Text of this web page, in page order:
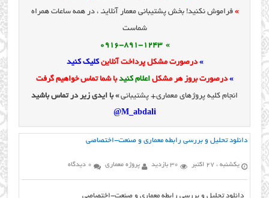
» فراموش نکنید! بخش پشتیبانی معمار آنلاینـ ، در همه ساعات همراه
شماست
» 0916-891-1243
» درصورت مشکل پرداخت آنلاینکلیک کنید
» درصورت بروز هر مشکل اعلام کنیدبا شما تماس خواهیم گرفت
انجام کلیه پروژهای معماری+ پشتیبانی» با ایدی زیر در تماس باشید
M_abdali@
دانلود تحلیل و بررسی رابطه معماري و صنعت-اختصاصی
یکشنبه ، 27 اکتبر 30 بازدید پروژه معماری 0 دیدگاه
دانلود تحلیل و بررسی رابطه معماري و صنعت-اختصاصی